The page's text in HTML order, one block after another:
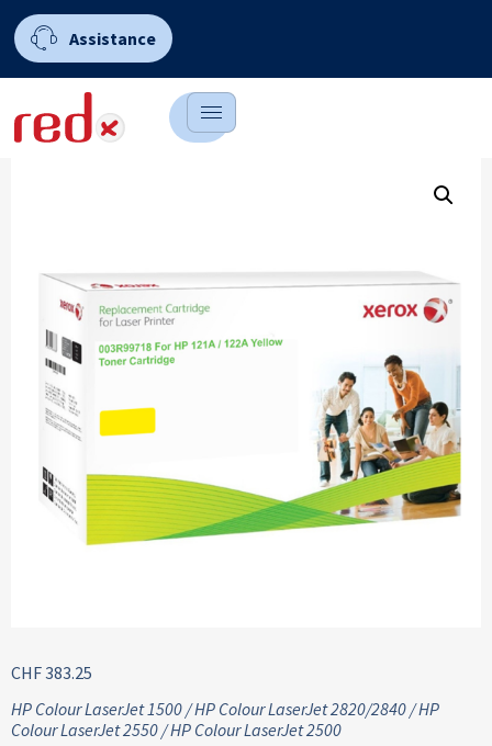
Assistance
0
CHF383.25
HP Colour LaserJet 1500 / HP Colour LaserJet 2820/2840 / HP
Colour LaserJet 2550 / HP Colour LaserJet 2500